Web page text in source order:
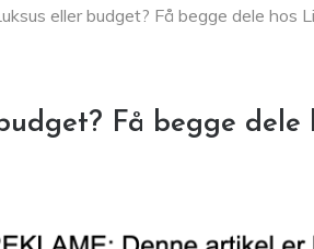
eller budget? Få begge dele hos
Få begge dele